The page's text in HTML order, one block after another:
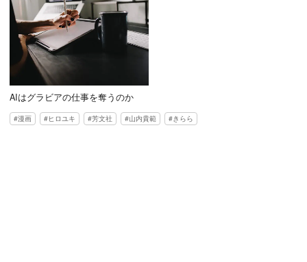
AIはグラビアの仕事を奪うのか
漫画 ヒロユキ 芳文社 山内貴範 きらら